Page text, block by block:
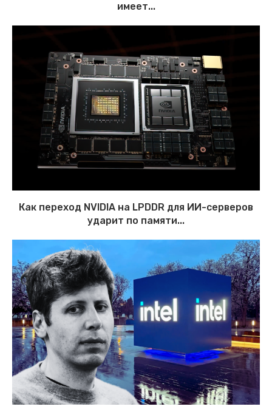
имеет...
Как переход NVIDIA на LPDDR для ИИ-серверов
ударит по памяти...